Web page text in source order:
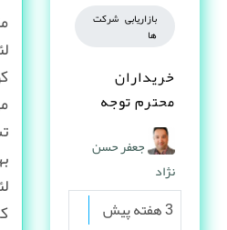
بازاریابی شرکت
ها
خریداران
محترم توجه
کنند
جعفر حسن
نژاد
3 هفته پیش